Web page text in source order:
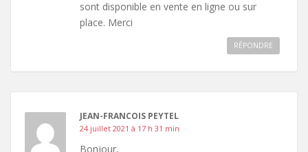
sont disponible en vente en ligne ou sur
place. Merci
RÉPONDRE
JEAN-FRANCOIS PEYTEL
24 juillet 2021 à 17 h 31 min
Bonjour,